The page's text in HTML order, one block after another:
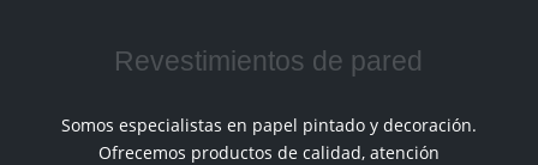
Revestimientos de pared
Somos especialistas en papel pintado y decoración.
Ofrecemos productos de calidad, atención